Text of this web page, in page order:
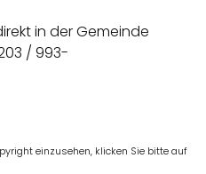
in der Gemeinde
/ 993-
einzusehen, klicken Sie bitte auf